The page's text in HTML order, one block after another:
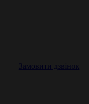
Замовити дзвінок